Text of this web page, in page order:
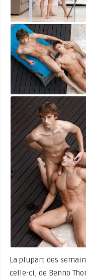
La plupart des
celle-ci, de Benno